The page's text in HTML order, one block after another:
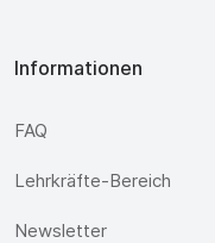
Informationen
FAQ
Lehrkräfte-Bereich
Newsletter